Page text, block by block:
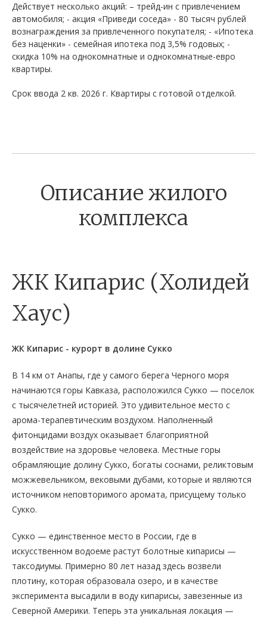
Действует несколько акций: – трейд-ин с привлечением
автомобиля; - акция «Приведи соседа» - 80 тысяч рублей
вознаграждения за привлеченного покупателя; - «Ипотека
без наценки» - семейная ипотека под 3,5% годовых; -
скидка 10% на однокомнатные и однокомнатные-евро
квартиры.
Срок ввода 2 кв. 2026 г. Квартиры с готовой отделкой.
Описание жилого
комплекса
ЖК Кипарис (Холидей
Хаус)
ЖК Кипарис - курорт в долине Сукко
В 14 км от Анапы, где у самого берега Черного моря
начинаются горы Кавказа, расположился Сукко — поселок
с тысячелетней историей. Это удивительное место с
арома-терапевтическим воздухом. Наполненный
фитонцидами воздух оказывает благоприятной
воздействие на здоровье человека. Местные горы
обрамляющие долину Сукко, богаты соснами, реликтовым
можжевельником, вековыми дубами, которые и являются
источником неповторимого аромата, присущему только
Сукко.
Сукко — единственное место в России, где в
искусственном водоеме растут болотные кипарисы —
таксодиумы. Примерно 80 лет назад здесь возвели
плотину, которая образовала озеро, и в качестве
эксперимента высадили в воду кипарисы, завезенные из
Северной Америки. Теперь эта уникальная локация —